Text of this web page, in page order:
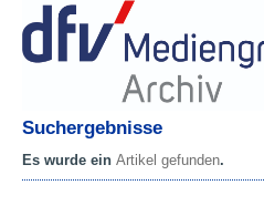
Suchergebnisse
Es wurde ein Artikel gefunden.